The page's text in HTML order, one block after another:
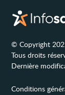
© Copyright
Tous droits
Dernière
Conditions